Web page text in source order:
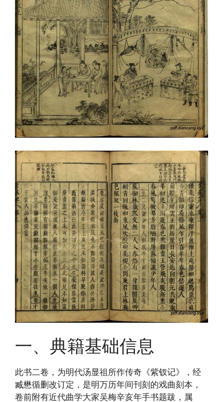
一、典籍基础信息
此书二卷，为明代汤显祖所作传奇《紫钗记》，经
臧懋循删改订定，是明万历年间刊刻的戏曲刻本，
卷前附有近代曲学大家吴梅辛亥年手书题跋，属